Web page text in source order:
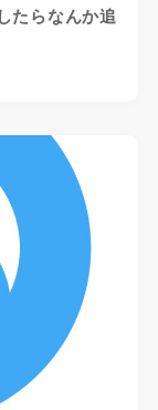
たらなんか追